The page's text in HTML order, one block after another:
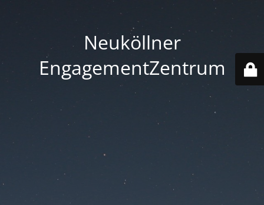
Neuköllner
EngagementZentrum